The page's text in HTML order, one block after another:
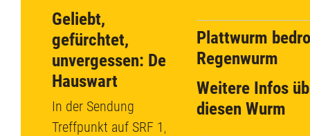
Geliebt,
gefürchtet,
unvergessen: Der
Hauswart
In der Sendung
Treffpunkt auf SRF 1,
Plattwurm
Regenwurm
Weitere Infos
diesen Wurm